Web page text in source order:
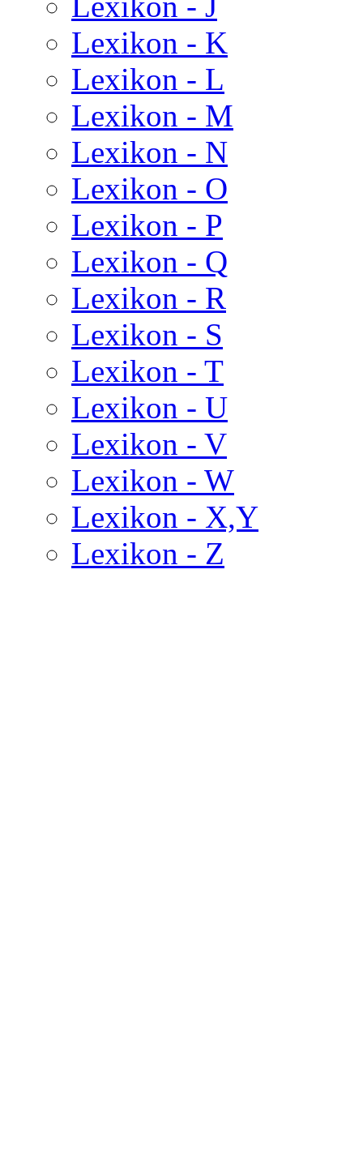
Lexikon - K
Lexikon - L
Lexikon - M
Lexikon - N
Lexikon - O
Lexikon - P
Lexikon - Q
Lexikon - R
Lexikon - S
Lexikon - T
Lexikon - U
Lexikon - V
Lexikon - W
Lexikon - X,Y
Lexikon - Z